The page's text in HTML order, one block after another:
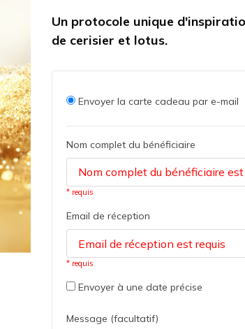
Un protocole unique
de cerisier et lotus.
Envoyer la carte cadeau par e-mail
Nom complet du bénéficiaire
* requis
Email de réception
* requis
Envoyer à une date précise
Message (facultatif)